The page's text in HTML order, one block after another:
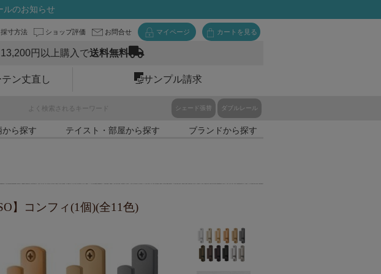
ルのお知らせ
採寸方法 ショップ評価 お問合せ マイページ カートを見る
13,200円以上購入で送料無料
ン丈直し サンプル請求
よく検索されるキーワード シェード張替 ダブルレール
から探す テイスト・部屋から探す ブランドから探す
】コンフィ(1個)(全11色)